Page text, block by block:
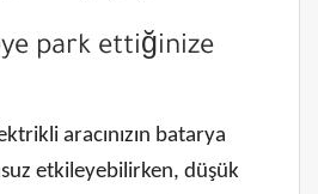
park ettiğinize
aracınızın batarya
etkileyebilirken, düşük